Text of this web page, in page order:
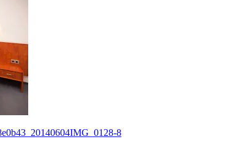
8